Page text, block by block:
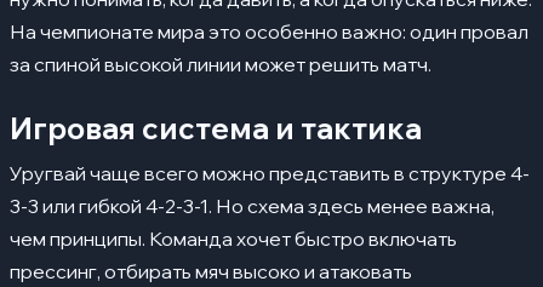
На чемпионате мира это особенно важно: один провал
за спиной высокой линии может решить матч.
Игровая система и тактика
Уругвай чаще всего можно представить в структуре 4-
3-3 или гибкой 4-2-3-1. Но схема здесь менее важна,
чем принципы. Команда хочет быстро включать
прессинг, отбирать мяч высоко и атаковать